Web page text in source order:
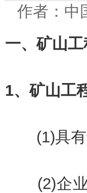
作者：
一、矿山
1、矿山工
(1)具有
(2)企业